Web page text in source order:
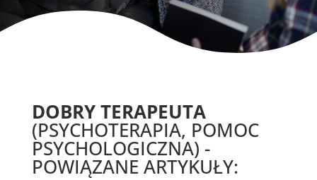
DOBRY TERAPEUTA
(PSYCHOTERAPIA, POMOC
PSYCHOLOGICZNA) -
POWIĄZANE ARTYKUŁY: